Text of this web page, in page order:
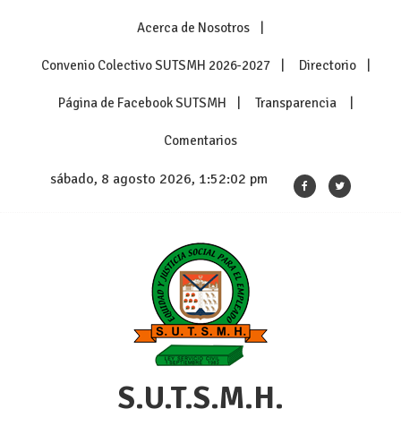
Acerca de Nosotros
Convenio Colectivo SUTSMH 2026-2027 Directorio
Página de Facebook SUTSMH Transparencia
Comentarios
sábado, 8 agosto 2026, 1:52:03 pm
S.U.T.S.M.H.